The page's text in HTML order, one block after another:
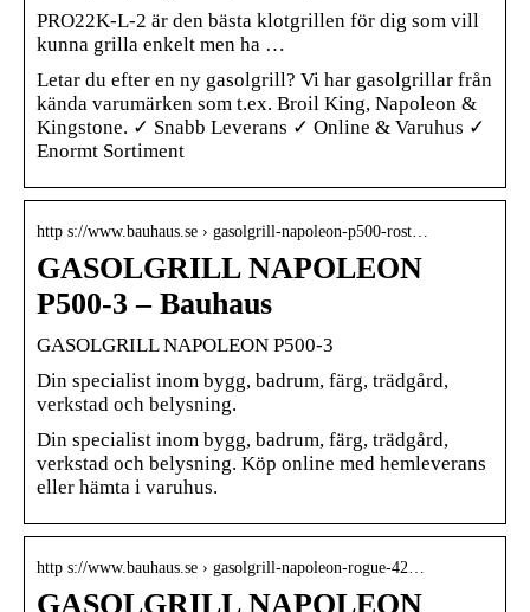
PRO22K-L-2 är den bästa klotgrillen för dig som vill
kunna grilla enkelt men ha …
Letar du efter en ny gasolgrill? Vi har gasolgrillar från
kända varumärken som t.ex. Broil King, Napoleon &
Kingstone. ✓ Snabb Leverans ✓ Online & Varuhus ✓
Enormt Sortiment
http s://www.bauhaus.se › gasolgrill-napoleon-p500-rost…
GASOLGRILL NAPOLEON
P500-3 – Bauhaus
GASOLGRILL NAPOLEON P500-3
Din specialist inom bygg, badrum, färg, trädgård,
verkstad och belysning.
Din specialist inom bygg, badrum, färg, trädgård,
verkstad och belysning. Köp online med hemleverans
eller hämta i varuhus.
http s://www.bauhaus.se › gasolgrill-napoleon-rogue-42…
GASOLGRILL NAPOLEON